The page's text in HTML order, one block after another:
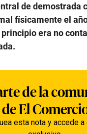
de demostrada
físicamente el
era no